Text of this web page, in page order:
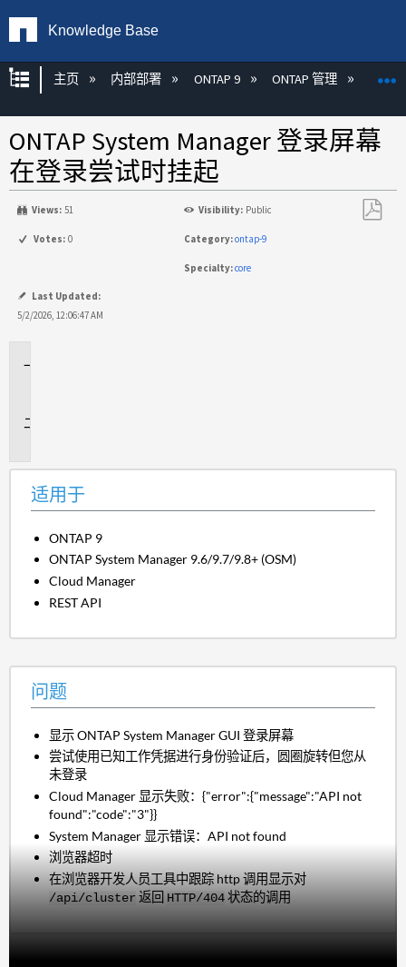
Knowledge Base
扩展/隐缩全局层次
主页 内部部署 ONTAP 9 ONTAP 管理
ONTAP System Manager 登录屏幕
在登录尝试时挂起
Views: 51 Visibility: Public
Votes: 0 Category:ontap-9
Specialty:core
Last Updated:
5/2/2026, 12:06:47 AM
适用于
ONTAP 9
ONTAP System Manager 9.6/9.7/9.8+ (OSM)
Cloud Manager
REST API
问题
显示 ONTAP System Manager GUI 登录屏幕
尝试使用已知工作凭据进行身份验证后，圆圈旋转但您从
未登录
Cloud Manager 显示失败：{"error":{"message":"API not
found":"code":"3"}}
System Manager 显示错误：API not found
浏览器超时
在浏览器开发人员工具中跟踪 http 调用显示对
/api/cluster 返回 HTTP/404状态的调用